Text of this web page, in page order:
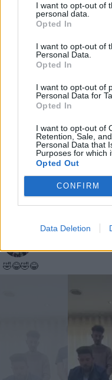
I want to opt-out of
personal data.
Opted In
I want to opt-out of
Personal Data.
Opted In
I want to opt-out of
Personal Data for
Opted In
I want to opt-out of
Retention, Sale,
Personal Data that
Purposes for which
Opted Out
CONFIRM
Data Deletion
Mollicone63:
Animazione Leggerissima
Ti stimo·Rispondi
SilvytheBest
🤣😂🤣😂